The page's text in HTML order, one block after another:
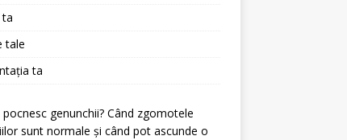
ta
tale
ta
genunchii? Când zgomotele
sunt normale și când pot ascunde o